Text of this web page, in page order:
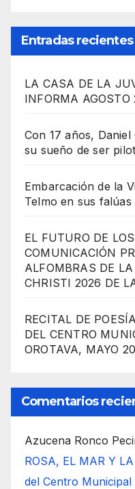
Entradas recientes
LA CASA DE LA
INFORMA AGOSTO
Con 17 años,
su sueño de ser
Embarcación de la
Telmo en sus falúas
EL FUTURO DE
COMUNICACIÓN
ALFOMBRAS DE
CHRISTI 2026 DE
RECITAL DE
DEL CENTRO
OROTAVA, MAYO
Comentarios
Azucena Ronco
ROSA, EL MAR Y
del Centro